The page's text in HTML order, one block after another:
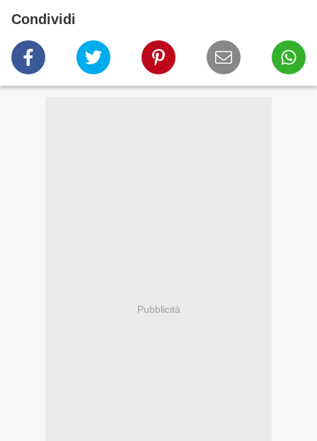
Condividi
Pubblicità